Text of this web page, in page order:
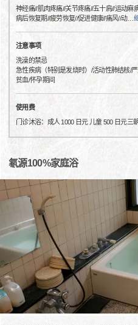
神经痛//肌肉疼痛//关节疼痛//五十肩//运动麻
病后恢复期//疲劳恢复//促进健康//痛风//动…
注意事项
洗澡的禁忌
急性疾病（特别是发烧时）/活动性肺结核/
贫血/怀孕期间
使用费
门诊沐浴：成人 1000 日元 儿童 500 日元三
氡源100%家庭浴